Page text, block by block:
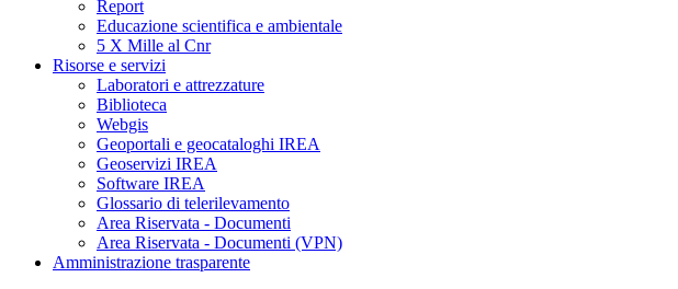
Report
Educazione scientifica e ambientale
5 X Mille al Cnr
Risorse e servizi
Laboratori e attrezzature
Biblioteca
Webgis
Geoportali e geocataloghi IREA
Geoservizi IREA
Software IREA
Glossario di telerilevamento
Area Riservata - Documenti
Area Riservata - Documenti (VPN)
Amministrazione trasparente